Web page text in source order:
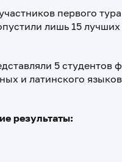
первого
лишь 15
5 студентов
и латинского
результаты: